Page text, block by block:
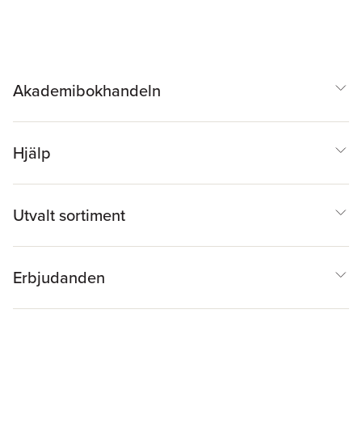
Akademibokhandeln
Hjälp
Utvalt sortiment
Erbjudanden